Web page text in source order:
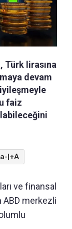
Türk lirasına
devam
faiz
a-|+A
ve finansal
ABD merkezli